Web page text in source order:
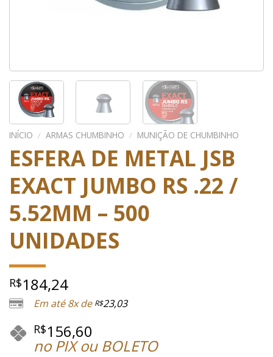
INÍCIO / ARMAS CHUMBINHO / MUNIÇÃO DE CHUMBINHO
ESFERA DE METAL JSB
EXACT JUMBO RS .22 /
5.52MM – 500
UNIDADES
R$184,24
Em até 8x de R$23,03
R$156,60
no PIX ou BOLETO